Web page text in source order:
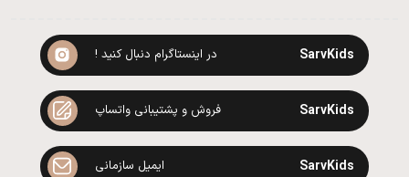
SarvKids در اینستاگرام دنبال کنید !
SarvKids فروش و پشتیبانی واتساپ
SarvKids ایمیل سازمانی